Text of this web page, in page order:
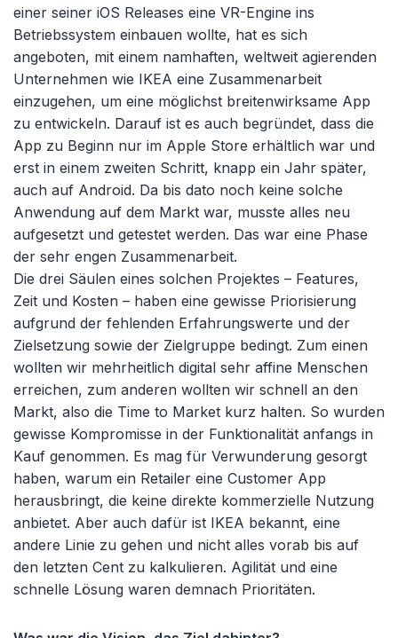
einer seiner iOS Releases eine VR-Engine ins
Betriebssystem einbauen wollte, hat es sich
angeboten, mit einem namhaften, weltweit agierenden
Unternehmen wie IKEA eine Zusammenarbeit
einzugehen, um eine möglichst breitenwirksame App
zu entwickeln. Darauf ist es auch begründet, dass die
App zu Beginn nur im Apple Store erhältlich war und
erst in einem zweiten Schritt, knapp ein Jahr später,
auch auf Android. Da bis dato noch keine solche
Anwendung auf dem Markt war, musste alles neu
aufgesetzt und getestet werden. Das war eine Phase
der sehr engen Zusammenarbeit.
Die drei Säulen eines solchen Projektes – Features,
Zeit und Kosten – haben eine gewisse Priorisierung
aufgrund der fehlenden Erfahrungswerte und der
Zielsetzung sowie der Zielgruppe bedingt. Zum einen
wollten wir mehrheitlich digital sehr affine Menschen
erreichen, zum anderen wollten wir schnell an den
Markt, also die Time to Market kurz halten. So wurden
gewisse Kompromisse in der Funktionalität anfangs in
Kauf genommen. Es mag für Verwunderung gesorgt
haben, warum ein Retailer eine Customer App
herausbringt, die keine direkte kommerzielle Nutzung
anbietet. Aber auch dafür ist IKEA bekannt, eine
andere Linie zu gehen und nicht alles vorab bis auf
den letzten Cent zu kalkulieren. Agilität und eine
schnelle Lösung waren demnach Prioritäten.